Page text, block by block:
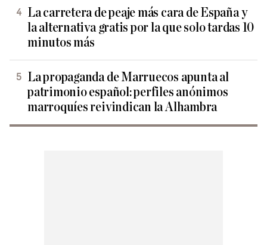
La carretera de peaje más cara de España y
la alternativa gratis por la que solo tardas 10
minutos más
La propaganda de Marruecos apunta al
patrimonio español: perfiles anónimos
marroquíes reivindican la Alhambra